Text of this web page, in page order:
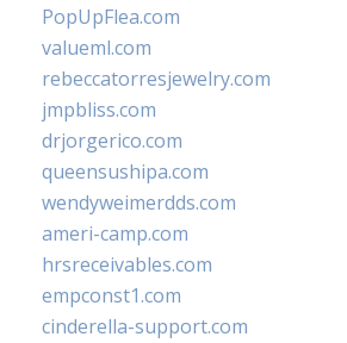
PopUpFlea.com
valueml.com
rebeccatorresjewelry.com
jmpbliss.com
drjorgerico.com
queensushipa.com
wendyweimerdds.com
ameri-camp.com
hrsreceivables.com
empconst1.com
cinderella-support.com